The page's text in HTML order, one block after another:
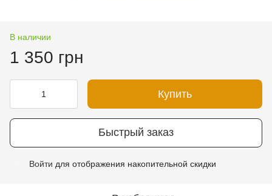
В наличии
1 350 грн
Купить
Быстрый заказ
Войти для отображения накопительной скидки